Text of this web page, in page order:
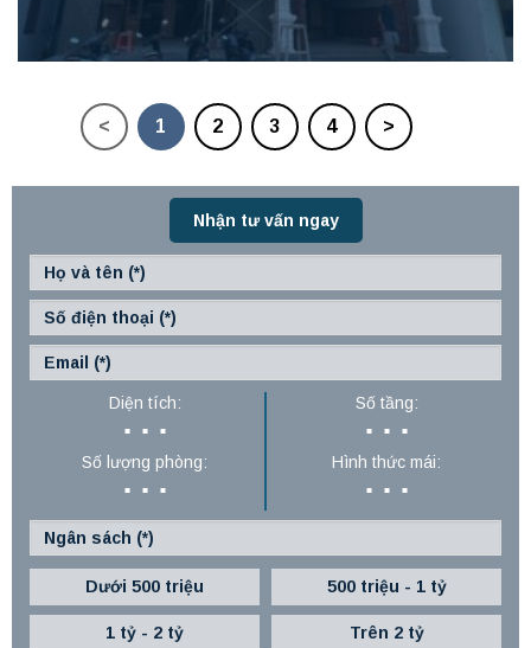
< 1 2 3 4 >
Nhận tư vấn ngay
Diện tích: Số tầng:
Số lượng phòng: Hình thức mái:
Dưới 500 triệu 500 triệu - 1 tỷ
1 tỷ - 2 tỷ Trên 2 tỷ